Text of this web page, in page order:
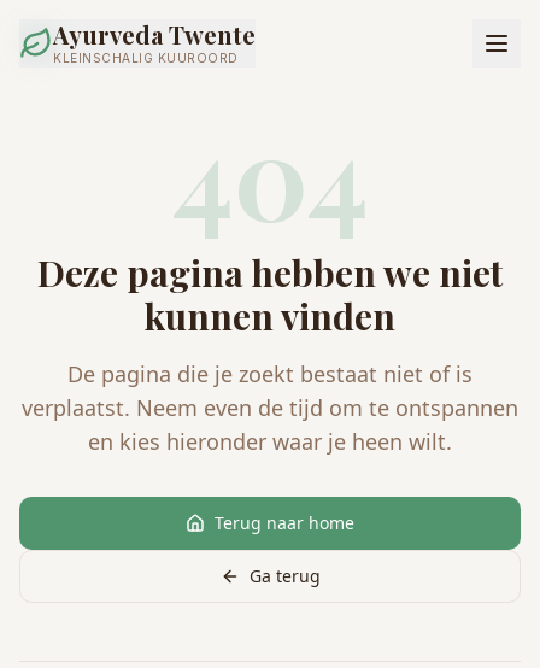
Ayurveda Twente
KLEINSCHALIG KUUROORD
404
Deze pagina hebben we niet
kunnen vinden
De pagina die je zoekt bestaat niet of is
verplaatst. Neem even de tijd om te ontspannen
en kies hieronder waar je heen wilt.
Terug naar home
Ga terug